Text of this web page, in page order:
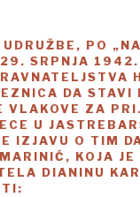
PO
SRPNJA 1942.
DA STAVI
VLAKOVE ZA
U
IZJAVU O TIM
KOJA JE
DIANINU